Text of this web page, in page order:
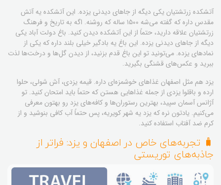
آتشکده زرتشتیان یکی دیگه از جاهای دیدنی یزده. این آتشکده یه آتش
مقدس داره که گفته می‌شه ۱۵۰۰ ساله که روشنه. اگه به تاریخ و فرهنگ
زرتشتیان علاقه دارید، حتماً از این آتشکده دیدن کنید. باغ دولت آباد یکی
دیگه از جاهای دیدنی یزده. این باغ یه بادگیر خیلی بلند داره که یکی از
نمادهای یزده. می‌تونید تو این باغ قدم بزنید، از دیدن گل‌ها و درخت‌ها لذت
ببرید و عکس‌های قشنگی بگیرید.
یزد هم مثل اصفهان غذاهای خوشمزه‌ای داره. قیمه یزدی، آش شولی، حلوا
ارده و باقلوا یزدی از جمله غذاهایی هستن که حتماً باید امتحان کنید. تو
آژانس آسمان سپید، بهترین رستوران‌ها و کافه‌های یزد رو بهتون معرفی
می‌کنیم. یادتون نره که یزد یه شهر کویریه، پس حتماً آب کافی بنوشید و از
کرم ضد آفتاب استفاده کنید.
🧳 تجربه‌های خاص در اصفهان و یزد: فراتر از
جاذبه‌های توریستی